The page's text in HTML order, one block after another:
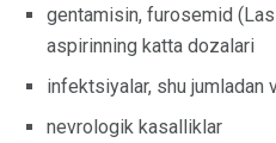
gentamisin, furosemid
aspirinning katta dozalari
infektsiyalar, shu jumladan
nevrologik kasalliklar